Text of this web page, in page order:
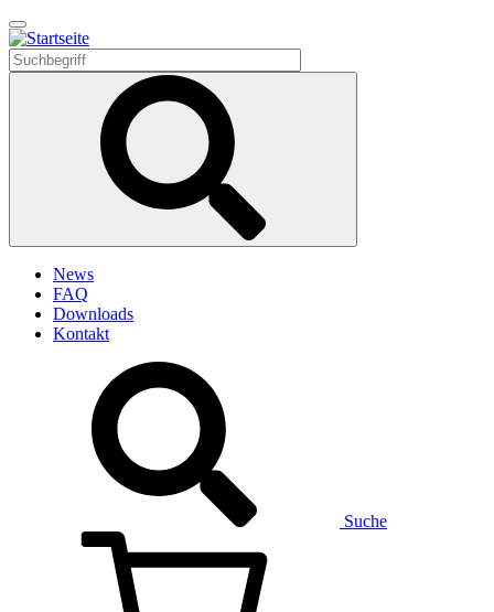
Direkt
zum
Inhalt
News
FAQ
Downloads
Kontakt
Suche